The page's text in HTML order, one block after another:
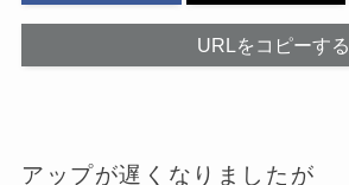
URLをコピーする
アップが遅くなりましたが